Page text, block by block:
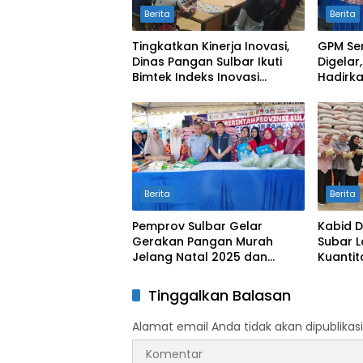
Berita
Tingkatkan Kinerja Inovasi,
Dinas Pangan Sulbar Ikuti
Bimtek Indeks Inovasi
Berita
GPM
Berita
Pemprov Sulbar Gelar
Gerakan Pangan Murah
Jelang Natal 2025 dan
Berita
Kabid
Subar
Tinggalkan Balasan
Alamat email Anda tidak akan